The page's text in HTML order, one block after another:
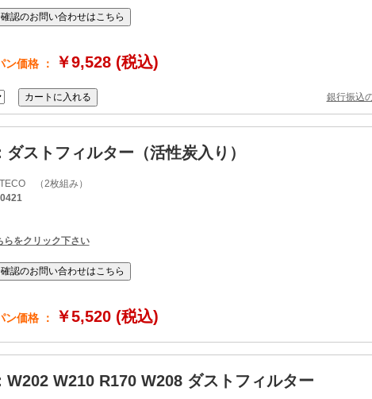
ン価格 ： ￥9,528 (税込)
銀行振込
ストフィルター（活性炭入り）
（2枚組み）
らをクリック下さい
ン価格 ： ￥5,520 (税込)
W202 W210 R170 W208 ダストフィルター